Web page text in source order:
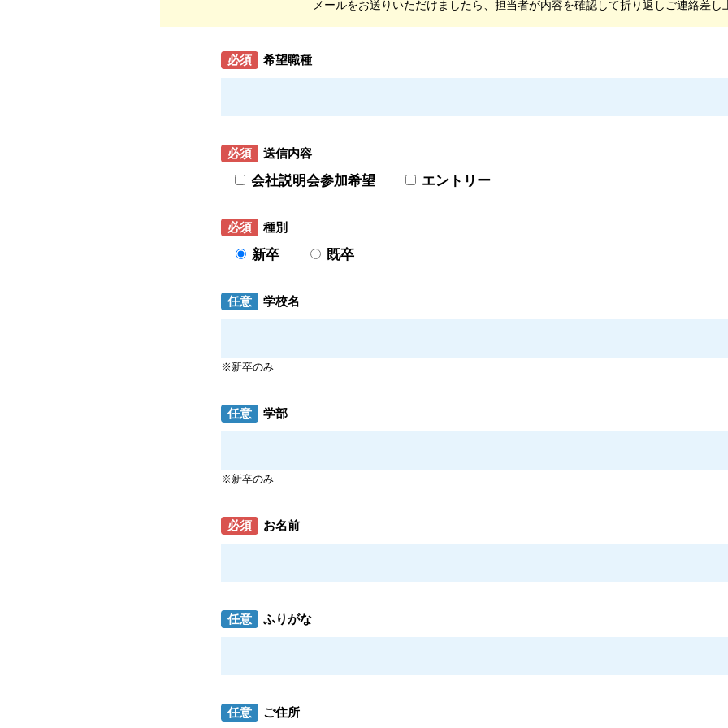
メールをお送りいただけましたら、担当者が内容を確認して折り返しご連絡差し
必須 希望職種
必須 送信内容
会社説明会参加希望 エントリー
必須 種別
新卒 既卒
任意 学校名
※新卒のみ
任意 学部
※新卒のみ
必須 お名前
任意 ふりがな
任意 ご住所